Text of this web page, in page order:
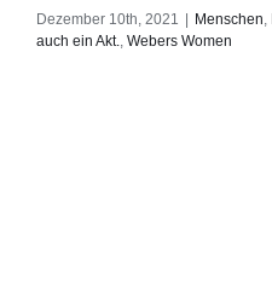
Dezember 10th, 2021 Menschen,
auch ein Akt., Webers Women